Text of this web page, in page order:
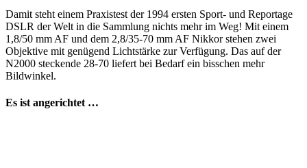
Damit steht einem Praxistest der 1994 ersten Sport- und Reportage
DSLR der Welt in die Sammlung nichts mehr im Weg! Mit einem
1,8/50 mm AF und dem 2,8/35-70 mm AF Nikkor stehen zwei
Objektive mit genügend Lichtstärke zur Verfügung. Das auf der
N2000 steckende 28-70 liefert bei Bedarf ein bisschen mehr
Bildwinkel.
Es ist angerichtet …